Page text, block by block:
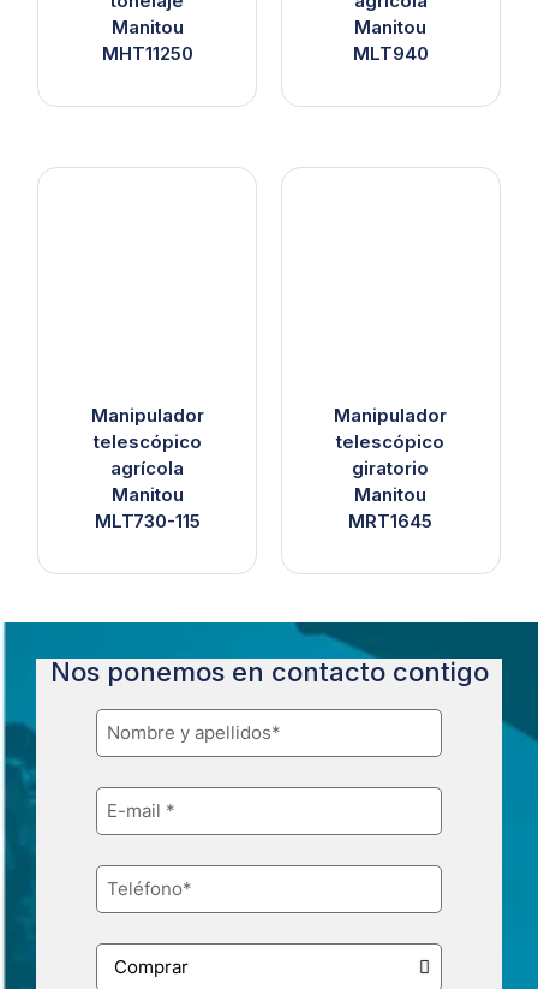
Manitou
MHT11250
Manitou
MLT940
Manipulador
telescópico
agrícola
Manitou
MLT730-115
Manipulador
telescópico
giratorio
Manitou
MRT1645
Nos ponemos en contacto contigo